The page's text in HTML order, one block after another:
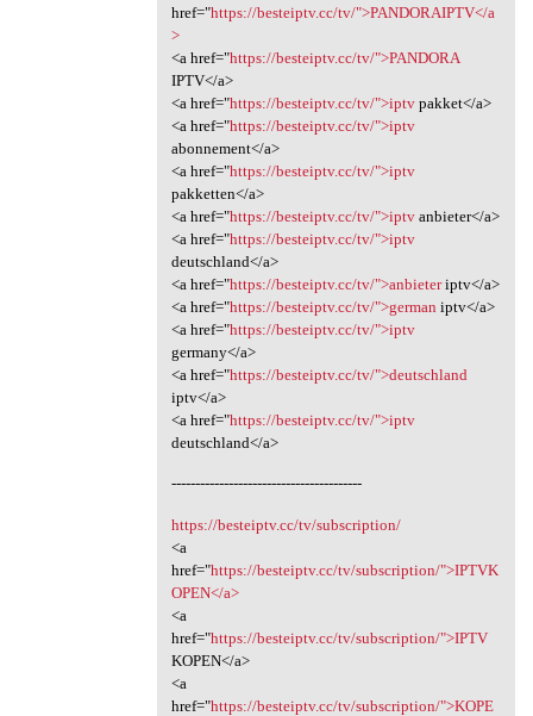
href="https://besteiptv.cc/tv/">PANDORAIPTV</a
>
<a href="https://besteiptv.cc/tv/">PANDORA
IPTV</a>
<a href="https://besteiptv.cc/tv/">iptvpakket</a>
<a href="https://besteiptv.cc/tv/">iptv
abonnement</a>
<a href="https://besteiptv.cc/tv/">iptv
pakketten</a>
<a href="https://besteiptv.cc/tv/">iptvanbieter</a>
<a href="https://besteiptv.cc/tv/">iptv
deutschland</a>
<a href="https://besteiptv.cc/tv/">anbieteriptv</a>
<a href="https://besteiptv.cc/tv/">german iptv</a>
<a href="https://besteiptv.cc/tv/">iptv
germany</a>
<a href="https://besteiptv.cc/tv/">deutschland
iptv</a>
<a href="https://besteiptv.cc/tv/">iptv
deutschland</a>
----------------------------------------
https://besteiptv.cc/tv/subscription/
<a
href="https://besteiptv.cc/tv/subscription/">IPTVK
OPEN</a>
<a
href="https://besteiptv.cc/tv/subscription/">IPTV
KOPEN</a>
<a
href="https://besteiptv.cc/tv/subscription/">KOPE